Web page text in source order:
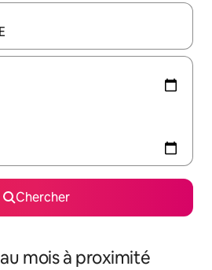
affichés, parcourez-les en utilisant
Chercher
mois à proximité